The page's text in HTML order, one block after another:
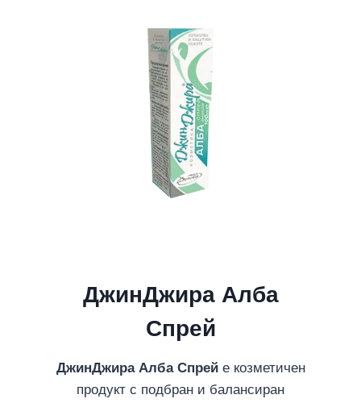
ДжинДжира Алба
Спрей
ДжинДжира Алба Спрейе козметичен
продукт с подбран и балансиран